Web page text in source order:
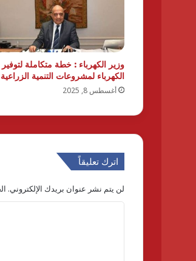
وزير الكهرباء : خطة متكاملة لتوفير
الكهرباء لمشروعات التنمية الزراعية
أغسطس 8, 2025
اترك تعليقاً
لن يتم نشر عنوان بريدك الإلكتروني.